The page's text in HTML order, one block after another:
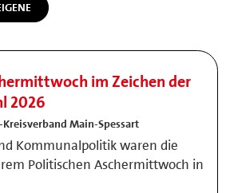
im Zeichen der
2026
Kreisverband Main-Spessart
Kommunalpolitik waren die
Politischen Aschermittwoch in